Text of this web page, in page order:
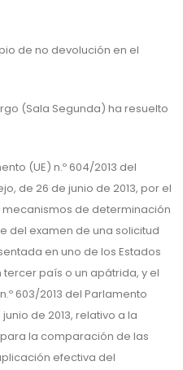
de no devolución en el
(Sala Segunda) ha resuelto
(UE) n.º 604/2013 del
de 26 de junio de 2013, por el
de determinación
del examen de una solicitud
en uno de los Estados
país o un apátrida, y el
603/2013 del Parlamento
de 2013, relativo a la
la comparación de las
efectiva del